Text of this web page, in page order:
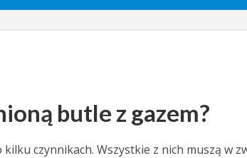
butle z gazem?
czynnikach. Wszystkie z nich muszą w